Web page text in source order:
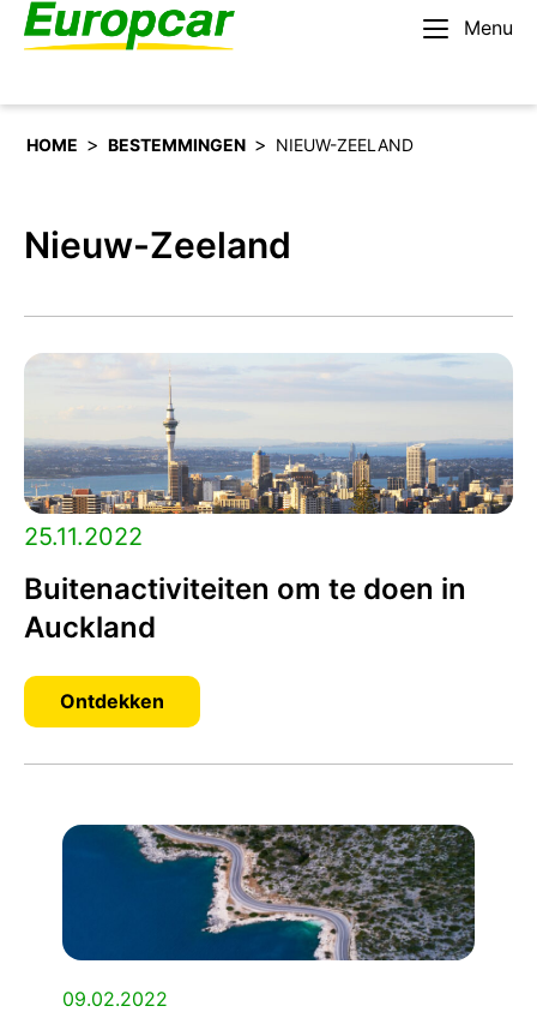
Menu
Nederlands – BE
HOME > BESTEMMINGEN > NIEUW-ZEELAND
Nieuw-Zeeland
25.11.2022
Buitenactiviteiten om te doen in
Auckland
Ontdekken
09.02.2022